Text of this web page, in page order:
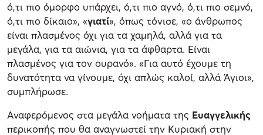
ό,τι πιο όμορφο υπάρχει, ό,τι πιο αγνό, ό,τι πιο σεμνό,
ό,τι πιο δίκαιο», «γιατί», όπως τόνισε, «ο άνθρωπος
είναι πλασμένος όχι για τα χαμηλά, αλλά για τα
μεγάλα, για τα αιώνια, για τα άφθαρτα. Είναι
πλασμένος για τον ουρανό». «Για αυτό έχουμε τη
δυνατότητα να γίνουμε, όχι απλώς καλοί, αλλά Άγιοι»,
συμπλήρωσε.
Αναφερόμενος στα μεγάλα νοήματα της Ευαγγελικής
περικοπής που θα αναγνωστεί την Κυριακή στην